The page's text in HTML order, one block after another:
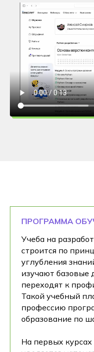
ПРОГРАММА
Учеба на
строится по
углубления
изучают базовые
переходят к
Такой учебный
профессию
образование по
На первых